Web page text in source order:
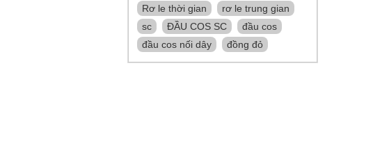
Rơ le thời gian
rơ le trung gian
sc
ĐẦU COS SC
đầu cos
đầu cos nối dây
đồng đỏ